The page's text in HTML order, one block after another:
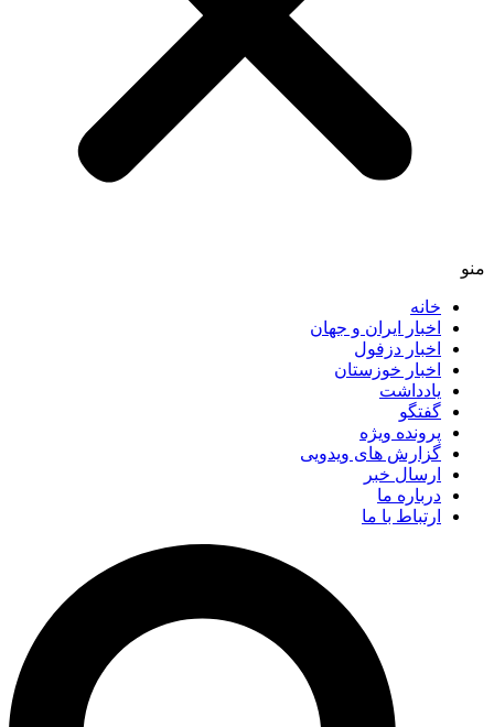
خانه
اخبار ایران و جهان
اخبار دزفول
اخبار خوزستان
یادداشت
گفتگو
پرونده ویژه
گزارش های ویدویی
ارسال خبر
درباره ما
ارتباط با ما